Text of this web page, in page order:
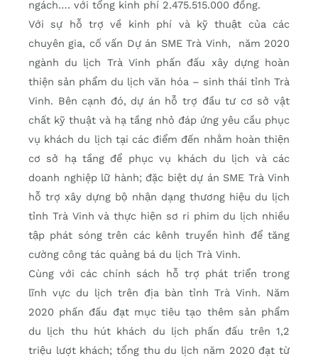
ngách…. với tổng kinh phí 2.475.515.000 đồng.
Với sự hỗ trợ về kinh phí và kỹ thuật của các
chuyên gia, cố vấn Dự án SME Trà Vinh, năm 2020
ngành du lịch Trà Vinh phấn đấu xây dựng hoàn
thiện sản phẩm du lịch văn hóa – sinh thái tỉnh Trà
Vinh. Bên cạnh đó, dự án hỗ trợ đầu tư cơ sở vật
chất kỹ thuật và hạ tầng nhỏ đáp ứng yêu cầu phục
vụ khách du lịch tại các điểm đến nhằm hoàn thiện
cơ sở hạ tầng để phục vụ khách du lịch và các
doanh nghiệp lữ hành; đặc biệt dự án SME Trà Vinh
hỗ trợ xây dựng bộ nhận dạng thương hiệu du lịch
tỉnh Trà Vinh và thực hiện sơ ri phim du lịch nhiều
tập phát sóng trên các kênh truyền hình để tăng
cường công tác quảng bá du lịch Trà Vinh.
Cùng với các chính sách hỗ trợ phát triển trong
lĩnh vực du lịch trên địa bàn tỉnh Trà Vinh. Năm
2020 phấn đấu đạt mục tiêu tạo thêm sản phẩm
du lịch thu hút khách du lịch phấn đấu trên 1,2
triệu lượt khách; tổng thu du lịch năm 2020 đạt từ